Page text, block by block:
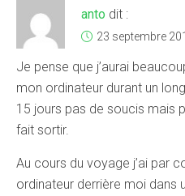
anto dit :
23 septembre
Je pense que j’aurai
mon ordinateur durant un
15 jours pas de soucis mais
fait sortir.
Au cours du voyage j’ai par
ordinateur derrière moi dans